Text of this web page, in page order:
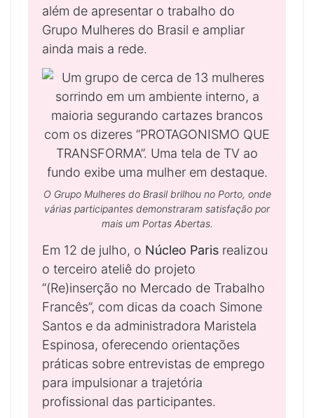
além de apresentar o trabalho do
Grupo Mulheres do Brasil e ampliar
ainda mais a rede.
O Grupo Mulheres do Brasil brilhou no Porto, onde
várias participantes demonstraram satisfação por
mais um Portas Abertas.
Em 12 de julho, o Núcleo Paris realizou
o terceiro ateliê do projeto
“(Re)inserção no Mercado de Trabalho
Francês”, com dicas da coach Simone
Santos e da administradora Maristela
Espinosa, oferecendo orientações
práticas sobre entrevistas de emprego
para impulsionar a trajetória
profissional das participantes.